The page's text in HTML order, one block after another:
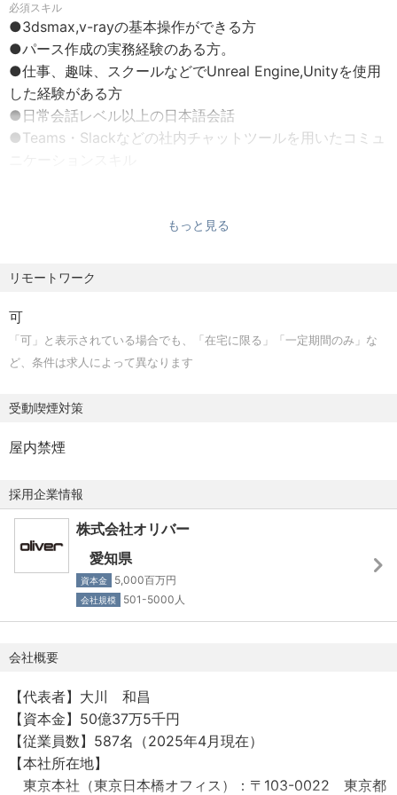
◆ 幅広い市場で家具に留まらないインテリアソリューショ
ンを提供 ◆
お客様が求める空間づくりを成し遂げるために、家具を販
売するだけではなく
非接触充電の医療向けカートや個室ブース等の、デバイス
を組み込んだ新たな製品の開発を行い、
その結果、有名ブランドホテル、大手飲食チェーン、有名
客様に認められ実績を積み重ねております。
◆ インテリア業界をリードするDXを活用したソリューショ
ンを追求 ◆
提案の段階から、お客様が空間をイメージしやすくなるVR
多店舗展開のお客様向けの什器備品等のオンライン受発注
管理システムの販売を行い、
こうした取り組みは経営トップ主導で社内人材により内製
化されており、
今後も更にテクノロジーを融合させたソリューションを強
化させていきます。
私たちは以上のとおり、空間構築に必要な全てのことを、
”デジタル・インテリア・ソリューション・プロバイダー”と
して、
運営する人、働く人、過ごす人、インテリアに関わる全て
の人を幸せにしたいと本気で思っています。
・敷地内完全禁煙
■休日
・年間休日120日
・日曜、祝祭日
・年末年始
・夏季休暇
必須スキル
●3dsmax,v-rayの基本操作ができる方​
●パース作成の実務経験のある方。​
●仕事、趣味、スクールなどでUnreal Engine,Unityを使用
した経験がある方​
●日常会話レベル以上の日本語会話​
●Teams・Slackなどの社内チャットツールを用いたコミュ
●BluePrint,pythonプログラム経験者
もっと見る
リモートワーク
可
「可」と表示されている場合でも、「在宅に限る」「一定期間のみ」な
ど、条件は求人によって異なります
受動喫煙対策
屋内禁煙
採用企業情報
株式会社オリバー
愛知県
資本金 5,000百万円
会社規模 501-5000人
会社概要
【代表者】大川 和昌
【資本金】50億37万5千円
【従業員数】587名（2025年4月現在）
【本社所在地】
東京本社（東京日本橋オフィス）：〒103-0022 東京都